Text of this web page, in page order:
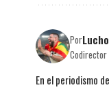
Por
Codirector
En el periodismo